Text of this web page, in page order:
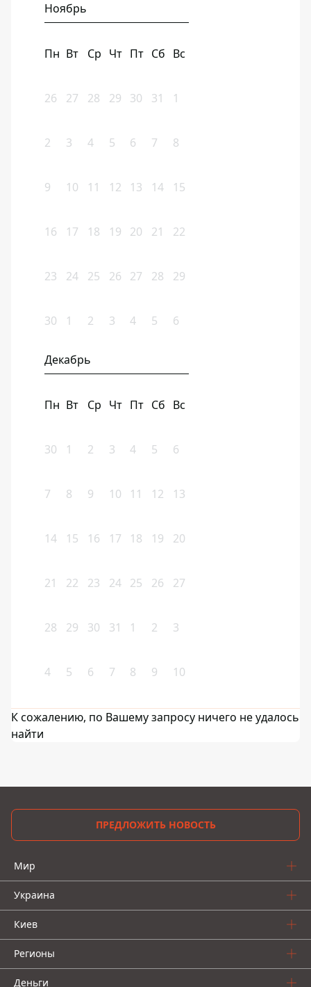
Ноябрь
Пн Вт Ср Чт Пт Сб Вс
26 27 28 29 30 31 1
2 3 4 5 6 7 8
9 10 11 12 13 14 15
16 17 18 19 20 21 22
23 24 25 26 27 28 29
30 1 2 3 4 5 6
Декабрь
Пн Вт Ср Чт Пт Сб Вс
30 1 2 3 4 5 6
7 8 9 10 11 12 13
14 15 16 17 18 19 20
21 22 23 24 25 26 27
28 29 30 31 1 2 3
4 5 6 7 8 9 10
К сожалению, по Вашему запросу ничего не удалось
найти
ПРЕДЛОЖИТЬ НОВОСТЬ
Мир
Украина
Киев
Регионы
Деньги